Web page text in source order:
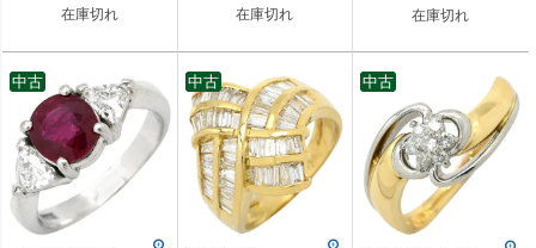
在庫切れ 在庫切れ 在庫切れ
中古 中古 中古